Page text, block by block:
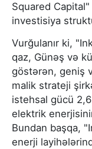
Squared
investisiya
Vurğulanır ki,
qaz, Günəş və
göstərən, geniş
malik strateji
istehsal gücü
elektrik
Bundan başqa,
enerji